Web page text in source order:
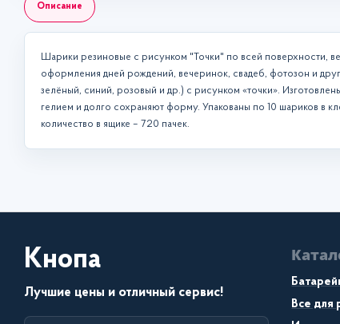
Описание
Шарики резиновые с рисунком "Точки" по всей поверхности,
оформления дней рождений, вечеринок, свадеб, фотозон и
зелёный, синий, розовый и др.) с рисунком «точки».
гелием и долго сохраняют форму. Упакованы по 10 шариков в
количество в ящике – 720 пачек.
Кнопа
Лучшие цены и отличный сервис!
Все для